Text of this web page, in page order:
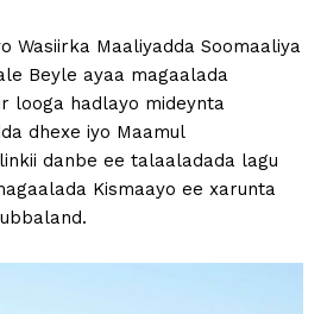
Wasiirka Maaliyadda Soomaaliya
Beyle ayaa magaalada
looga hadlayo mideynta
dhexe iyo Maamul
danbe ee talaaladada lagu
Kismaayo ee xarunta